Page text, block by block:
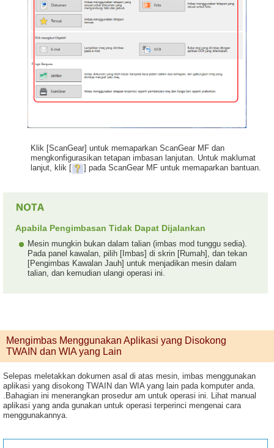
Klik [ScanGear] untuk memaparkan ScanGear MF dan
mengkonfigurasikan tetapan imbasan lanjutan. Untuk maklumat
lanjut, klik [
] pada ScanGear MF untuk memaparkan bantuan.
Apabila Pengimbasan Tidak Dapat Dijalankan
Mesin mungkin bukan dalam talian (imbas mod tunggu sedia).
Pada panel kawalan, pilih [Imbas] di skrin [Rumah], dan tekan
[Pengimbas Kawalan Jauh] untuk menjadikan mesin dalam
talian, dan kemudian ulangi operasi ini.
Mengimbas Menggunakan Aplikasi yang Disokong
TWAIN dan WIA yang Lain
Selepas meletakkan dokumen asal di atas mesin, imbas menggunakan
aplikasi yang disokong TWAIN dan WIA yang lain pada komputer anda.
.Bahagian ini menerangkan prosedur am untuk operasi ini. Lihat manual
aplikasi yang anda gunakan untuk operasi terperinci mengenai cara
menggunakannya.